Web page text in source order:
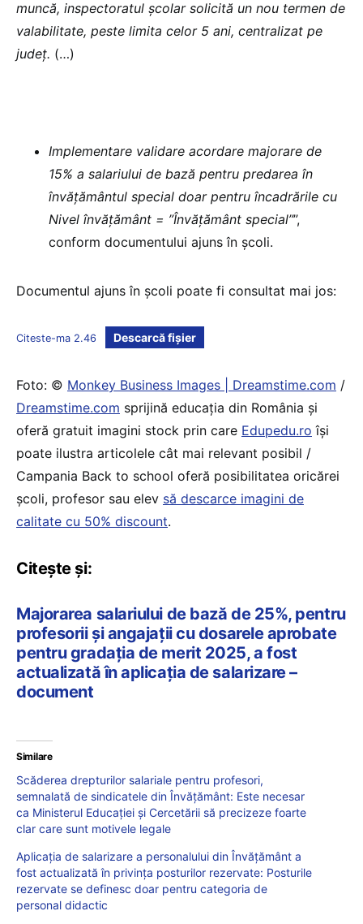
muncă, inspectoratul școlar solicită un nou termen de
valabilitate, peste limita celor 5 ani, centralizat pe
județ. (…)
Implementare validare acordare majorare de
15% a salariului de bază pentru predarea în
învățământul special doar pentru încadrările cu
Nivel învățământ = ”Învățământ special””,
conform documentului ajuns în școli.
Documentul ajuns în școli poate fi consultat mai jos:
Citeste-ma 2.46 Descarcă fișier
Foto: © Monkey Business Images | Dreamstime.com /
Dreamstime.com sprijină educaţia din România şi
oferă gratuit imagini stock prin care Edupedu.ro îşi
poate ilustra articolele cât mai relevant posibil /
Campania Back to school oferă posibilitatea oricărei
școli, profesor sau elev să descarce imagini de
calitate cu 50% discount.
Citește și:
Majorarea salariului de bază de 25%, pentru
profesorii și angajații cu dosarele aprobate
pentru gradația de merit 2025, a fost
actualizată în aplicația de salarizare –
document
Similare
Scăderea drepturilor salariale pentru profesori,
semnalată de sindicatele din Învățământ: Este necesar
ca Ministerul Educației şi Cercetării să precizeze foarte
clar care sunt motivele legale
Aplicația de salarizare a personalului din Învățământ a
fost actualizată în privința posturilor rezervate: Posturile
rezervate se definesc doar pentru categoria de
personal didactic